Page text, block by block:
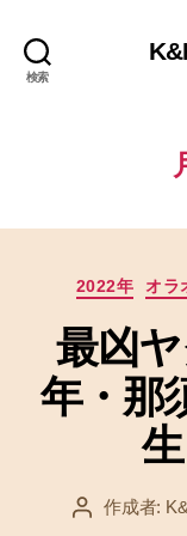
検索
2022年 オラ
最凶
年・那
投 作成者: